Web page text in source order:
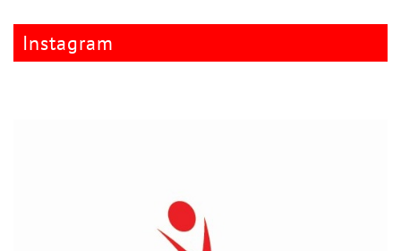
Instagram